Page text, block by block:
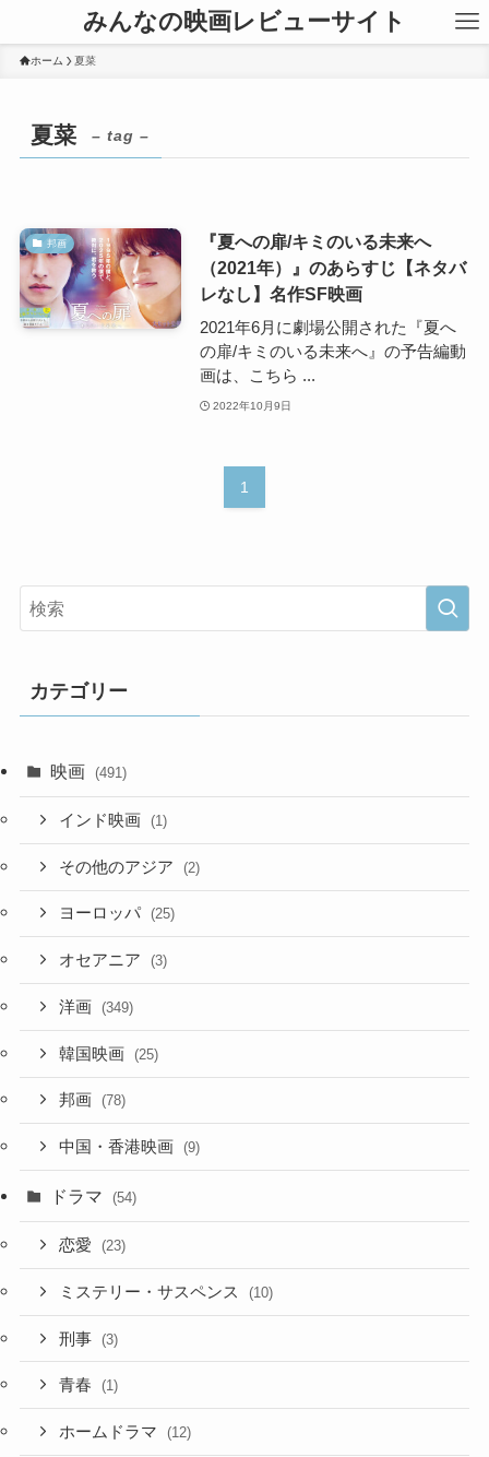
みんなの映画レビューサイト
ホーム 夏菜
夏菜 – tag –
邦画
『夏への扉/キミのいる未来へ
（2021年）』のあらすじ【ネタバ
レなし】名作SF映画
2021年6月に劇場公開された『夏へ
の扉/キミのいる未来へ』の予告編動
画は、こちら ...
2022年10月9日
1
カテゴリー
映画 (491)
インド映画 (1)
その他のアジア (2)
ヨーロッパ (25)
オセアニア (3)
洋画 (349)
韓国映画 (25)
邦画 (78)
中国・香港映画 (9)
ドラマ (54)
恋愛 (23)
ミステリー・サスペンス (10)
刑事 (3)
青春 (1)
ホームドラマ (12)